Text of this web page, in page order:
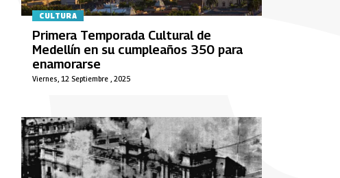
CULTURA
Viernes, 12 Septiembre , 2025
Primera Temporada Cultural de
Medellín en su cumpleaños 350 para
enamorarse